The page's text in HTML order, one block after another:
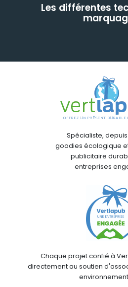
Les différentes
Spécialiste, depuis
goodies écologique
publicitaire
entreprises
Chaque projet confié à
directement au soutien